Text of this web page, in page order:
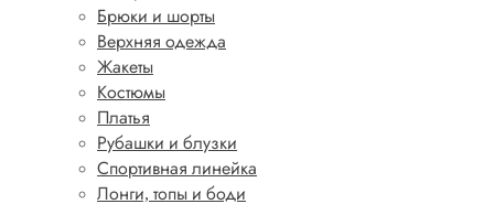
Брюки и шорты
Верхняя одежда
Жакеты
Костюмы
Платья
Рубашки и блузки
Спортивная линейка
Лонги, топы и боди